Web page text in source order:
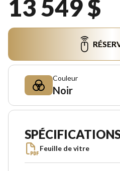
13 549 $
Couleur
Noir
Feuille de vitre